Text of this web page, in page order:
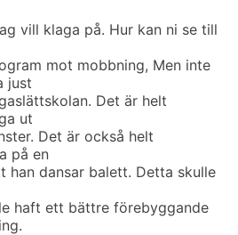
vill klaga på. Hur kan ni se till
mot mobbning, Men inte
just
Det är helt
ut
Det är också helt
på en
han dansar balett. Detta skulle
haft ett bättre förebyggande